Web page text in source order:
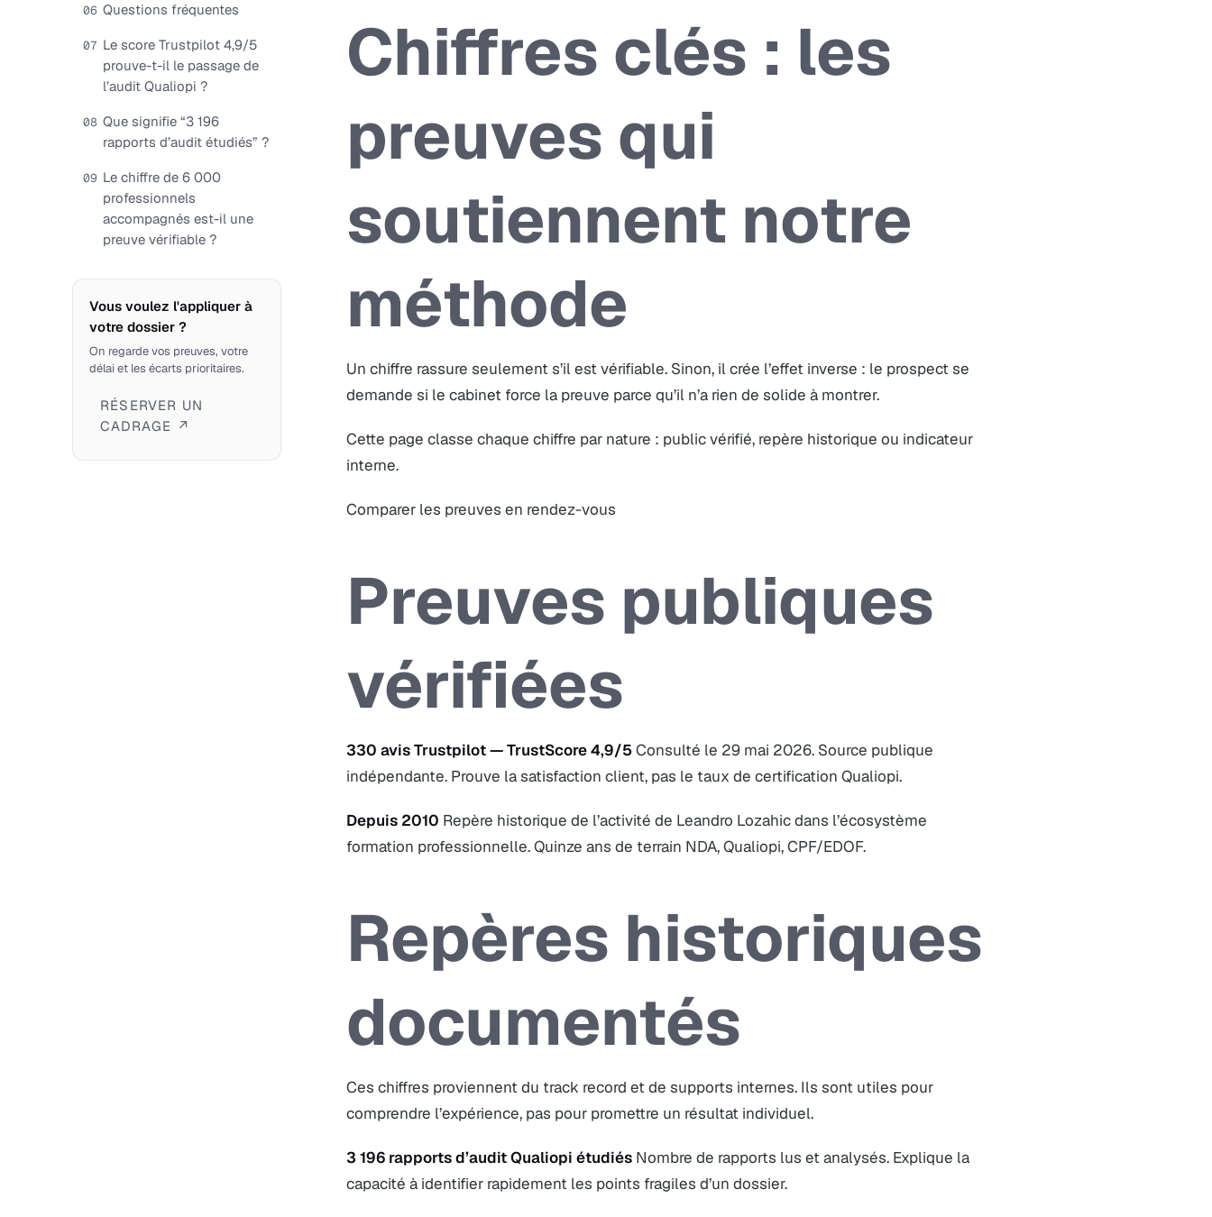
06 Questions fréquentes
07 Le score Trustpilot 4,9/5
prouve-t-il le passage de
l’audit Qualiopi ?
08 Que signifie “3 196
rapports d’audit étudiés” ?
09 Le chiffre de 6 000
professionnels
accompagnés est-il une
preuve vérifiable ?
Vous voulez l'appliquer à
votre dossier ?
On regarde vos preuves, votre
délai et les écarts prioritaires.
RÉSERVER UN
CADRAGE ↗
Chiffres clés : les
preuves qui
soutiennent notre
méthode
Un chiffre rassure seulement s’il est vérifiable. Sinon, il crée l’effet inverse : le prospect se
demande si le cabinet force la preuve parce qu’il n’a rien de solide à montrer.
Cette page classe chaque chiffre par nature : public vérifié, repère historique ou indicateur
interne.
Comparer les preuves en rendez-vous
Preuves publiques
vérifiées
330 avis Trustpilot — TrustScore 4,9/5Consulté le 29 mai 2026. Source publique
indépendante. Prouve la satisfaction client, pas le taux de certification Qualiopi.
Depuis 2010 Repère historique de l’activité de Leandro Lozahic dans l’écosystème
formation professionnelle. Quinze ans de terrain NDA, Qualiopi, CPF/EDOF.
Repères historiques
documentés
Ces chiffres proviennent du track record et de supports internes. Ils sont utiles pour
comprendre l’expérience, pas pour promettre un résultat individuel.
3 196 rapports d’audit Qualiopi étudiés Nombre de rapports lus et analysés. Explique la
capacité à identifier rapidement les points fragiles d’un dossier.